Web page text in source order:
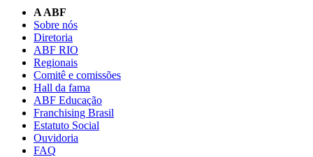
A ABF
Sobre nós
Diretoria
ABF RIO
Regionais
Comitê e comissões
Hall da fama
ABF Educação
Franchising Brasil
Estatuto Social
Ouvidoria
FAQ